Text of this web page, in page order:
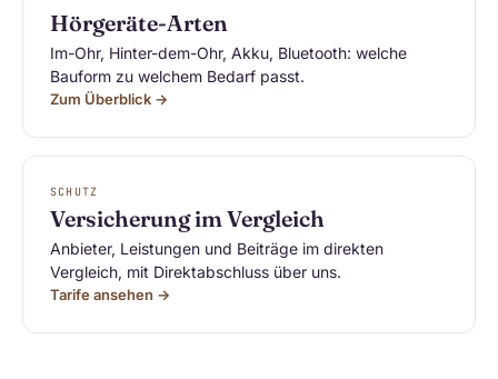
Hörgeräte-Arten
Im-Ohr, Hinter-dem-Ohr, Akku, Bluetooth: welche
Bauform zu welchem Bedarf passt.
Zum Überblick →
SCHUTZ
Versicherung im Vergleich
Anbieter, Leistungen und Beiträge im direkten
Vergleich, mit Direktabschluss über uns.
Tarife ansehen →